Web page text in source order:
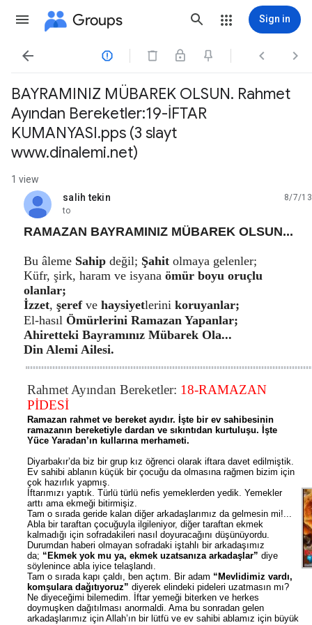
Groups Sign in
   
BAYRAMINIZ MÜBAREK OLSUN. Rahmet
Ayından Bereketler:19-İFTAR
KUMANYASI.pps (3 slayt
www.dinalemi.net)
1 view
salih tekin
unread,
8/7/13
to
RAMAZAN BAYRAMINIZ MÜBAREK OLSUN...
Bu âleme Sahip değil; Şahit olmaya gelenler;
Küfr, şirk, haram ve isyana ömür boyu oruçlu
olanlar;
İzzet, şeref ve haysiyetlerini koruyanlar;
El-hasıl Ömürlerini Ramazan Yapanlar;
Ahiretteki Bayramınız Mübarek Ola...
Din Alemi Ailesi.
Rahmet Ayından Bereketler: 18-RAMAZAN
PİDESİ
Ramazan rahmet ve bereket ayıdır. İşte bir ev sahibesinin
ramazanın bereketiyle dardan ve sıkıntıdan kurtuluşu. İşte
Yüce Yaradan’ın kullarına merhameti.
Diyarbakır’da biz bir grup kız öğrenci olarak iftara davet edilmiştik.
Ev sahibi ablanın küçük bir çocuğu da olmasına rağmen bizim için
çok hazırlık yapmış.
İftarımızı yaptık. Türlü türlü nefis yemeklerden yedik. Yemekler
arttı ama ekmeği bitirmişiz.
Tam o sırada geride kalan diğer arkadaşlarımız da gelmesin mi!...
Abla bir taraftan çocuğuyla ilgileniyor, diğer taraftan ekmek
kalmadığı için sofradakileri nasıl doyuracağını düşünüyordu.
Durumdan haberi olmayan sofradaki iştahlı bir arkadaşımız
da; “Ekmek yok mu ya, ekmek uzatsanıza arkadaşlar” diye
söylenince abla iyice telaşlandı.
Tam o sırada kapı çaldı, ben açtım. Bir adam “Mevlidimiz vardı,
komşulara dağıtıyoruz” diyerek elindeki pideleri uzatmasın mı?
Ne diyeceğimi bilemedim. İftar yemeği biterken ve herkes
doymuşken dağıtılması anormaldi. Ama bu sonradan gelen
arkadaşlarımız için Allah’ın bir lütfü ve ev sahibi ablamız için büyük